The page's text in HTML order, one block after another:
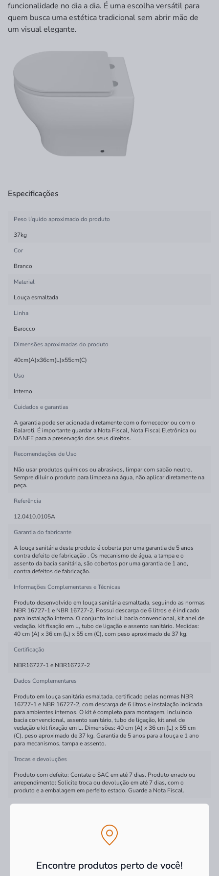
Encontre produtos perto de você!
funcionalidade no dia a dia. É uma escolha versátil para
quem busca uma estética tradicional sem abrir mão de
um visual elegante.
Especificações
Peso líquido aproximado do produto
37kg
Cor
Branco
Material
Louça esmaltada
Linha
Barocco
Dimensões aproximadas do produto
40cm(A)x36cm(L)x55cm(C)
Uso
Interno
Cuidados e garantias
A garantia pode ser acionada diretamente com o fornecedor ou com o
Balaroti. É importante guardar a Nota Fiscal, Nota Fiscal Eletrônica ou
DANFE para a preservação dos seus direitos.
Recomendações de Uso
Não usar produtos químicos ou abrasivos, limpar com sabão neutro.
Sempre diluir o produto para limpeza na água, não aplicar diretamente na
peça.
Referência
12.0410.0105A
Garantia do fabricante
A louça sanitária deste produto é coberta por uma garantia de 5 anos
contra defeito de fabricação . Os mecanismo de água, a tampa e o
assento da bacia sanitária, são cobertos por uma garantia de 1 ano,
contra defeitos de fabricação.
Informações Complementares e Técnicas
Produto desenvolvido em louça sanitária esmaltada, seguindo as normas
NBR 16727-1 e NBR 16727-2. Possui descarga de 6 litros e é indicado
para instalação interna. O conjunto inclui: bacia convencional, kit anel de
vedação, kit fixação em L, tubo de ligação e assento sanitário. Medidas:
40 cm (A) x 36 cm (L) x 55 cm (C), com peso aproximado de 37 kg.
Certificação
NBR16727-1 e NBR16727-2
Dados Complementares
Produto em louça sanitária esmaltada, certificado pelas normas NBR
16727-1 e NBR 16727-2, com descarga de 6 litros e instalação indicada
para ambientes internos. O kit é completo para montagem, incluindo
bacia convencional, assento sanitário, tubo de ligação, kit anel de
vedação e kit fixação em L. Dimensões: 40 cm (A) x 36 cm (L) x 55 cm
(C), peso aproximado de 37 kg. Garantia de 5 anos para a louça e 1 ano
para mecanismos, tampa e assento.
Trocas e devoluções
Produto com defeito: Contate o SAC em até 7 dias. Produto errado ou
arrependimento: Solicite troca ou devolução em até 7 dias, com o
produto e a embalagem em perfeito estado. Guarde a Nota Fiscal.
Tipo de produto